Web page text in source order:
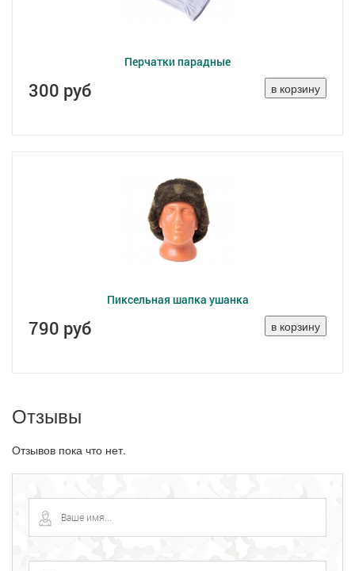
Перчатки парадные
300 руб
Пиксельная шапка ушанка
790 руб
Отзывы
Отзывов пока что нет.